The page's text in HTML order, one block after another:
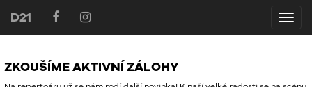
D21
D21
ZKOUŠÍME AKTIVNÍ ZÁLOHY